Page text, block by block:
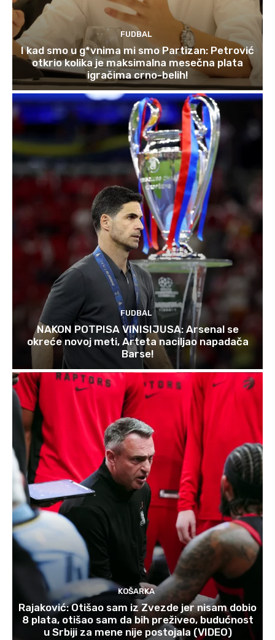
FUDBAL
I kad smo u g*vnima mi smo Partizan: Petrović
otkrio kolika je maksimalna mesečna plata
igračima crno-belih!
FUDBAL
NAKON POTPISA VINISIJUSA: Arsenal se
okreće novoj meti, Arteta naciljao napadača
Barse!
KOŠARKA
Rajaković: Otišao sam iz Zvezde jer nisam dobio
8 plata, otišao sam da bih preživeo, budućnost
u Srbiji za mene nije postojala (VIDEO)